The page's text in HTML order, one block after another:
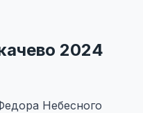
2024
Небесного